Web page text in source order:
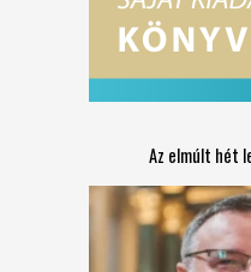
Az elmúlt hét